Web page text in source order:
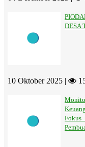
DESA
10 Oktober 2025 |